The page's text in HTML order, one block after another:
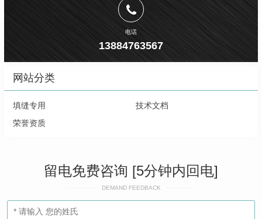
电话
13884763567
网站分类
填缝专用
技术文档
荣誉资质
留电免费咨询 [5分钟内回电]
DEMAND FEEDBACK